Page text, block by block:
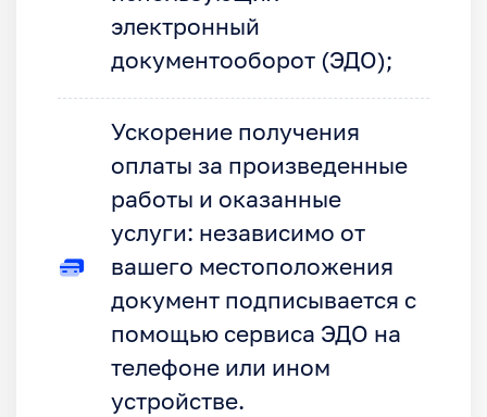
электронный
документооборот (ЭДО);
Ускорение получения
оплаты за произведенные
работы и оказанные
услуги: независимо от
вашего местоположения
документ подписывается с
помощью сервиса ЭДО на
телефоне или ином
устройстве.